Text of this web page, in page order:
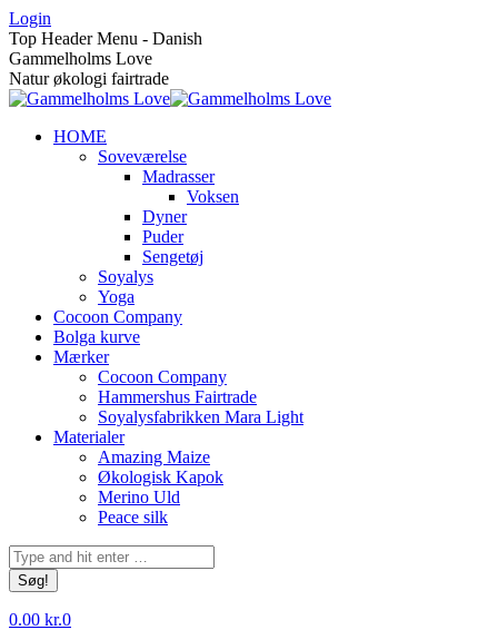
Skip
to
content
Login
Top Header Menu - Danish
Gammelholms Love
Natur økologi fairtrade
HOME
Soveværelse
Madrasser
Voksen
Dyner
Puder
Sengetøj
Soyalys
Yoga
Cocoon Company
Bolga kurve
Mærker
Cocoon Company
Hammershus Fairtrade
Soyalysfabrikken Mara Light
Materialer
Amazing Maize
Økologisk Kapok
Merino Uld
Peace silk
Søg:
0.00 kr.0